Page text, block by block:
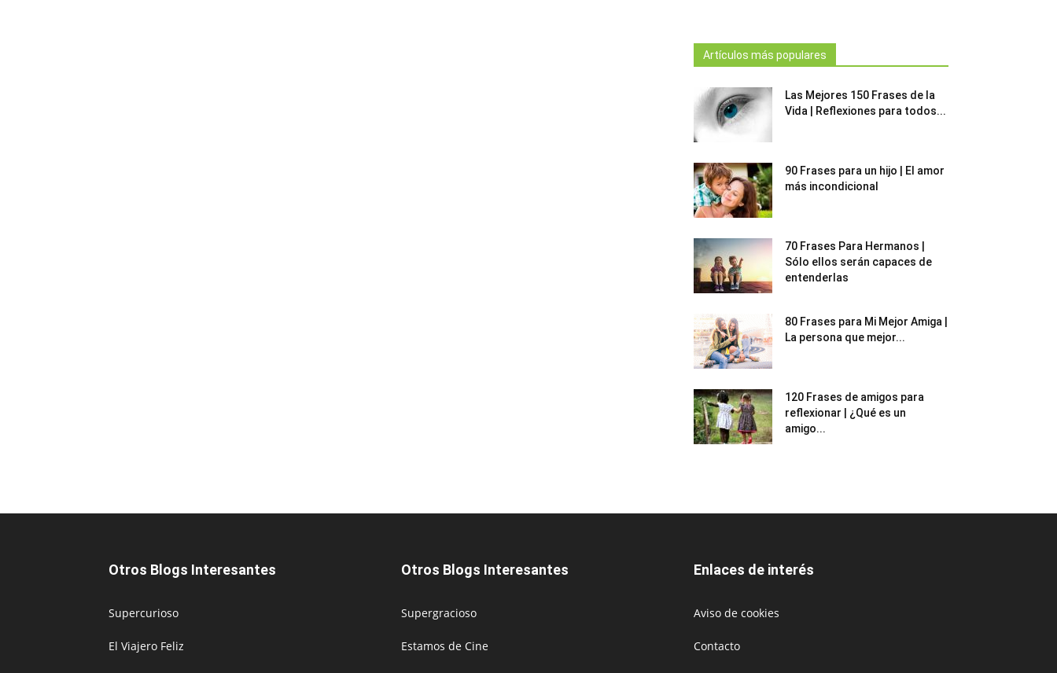
Artículos más populares
Las Mejores 150 Frases de la
Vida | Reflexiones para todos...
90 Frases para un hijo | El amor
más incondicional
70 Frases Para Hermanos |
Sólo ellos serán capaces de
entenderlas
80 Frases para Mi Mejor Amiga |
La persona que mejor...
120 Frases de amigos para
reflexionar | ¿Qué es un
amigo...
Otros Blogs Interesantes
Supercurioso
El Viajero Feliz
Otros Blogs Interesantes
Supergracioso
Estamos de Cine
Enlaces de interés
Aviso de cookies
Contacto